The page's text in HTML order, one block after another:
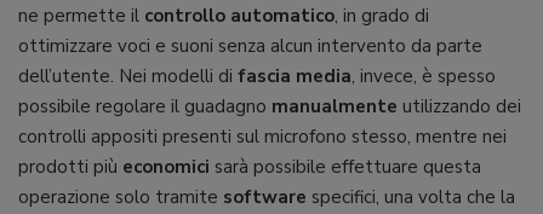
ne permette il controllo automatico, in grado di
ottimizzare voci e suoni senza alcun intervento da parte
dell’utente. Nei modelli di fascia media, invece, è spesso
possibile regolare il guadagno manualmente utilizzando dei
controlli appositi presenti sul microfono stesso, mentre nei
prodotti più economici sarà possibile effettuare questa
operazione solo tramite software specifici, una volta che la